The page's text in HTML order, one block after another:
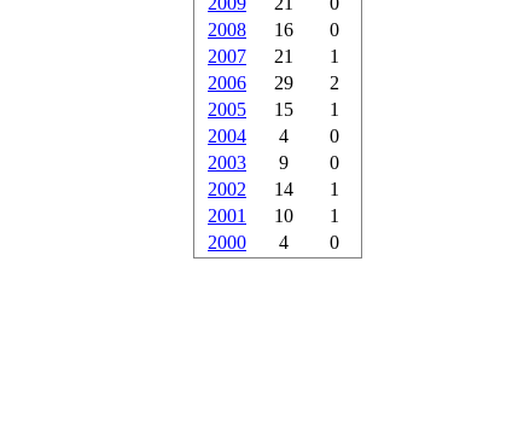
2008
16
0
2007
21
1
2006
29
2
2005
15
1
2004
4
0
2003
9
0
2002
14
1
2001
10
1
2000
4 0